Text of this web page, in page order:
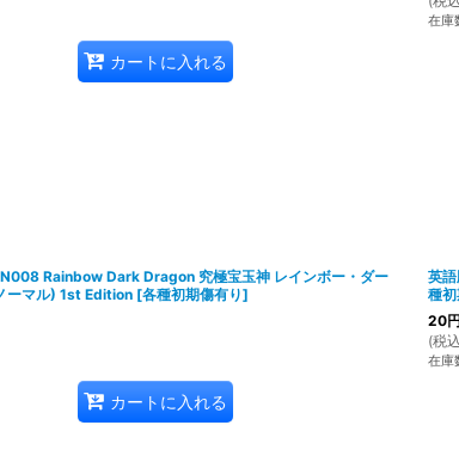
カートに入れる
在庫
Rainbow Dark Dragon 究極宝玉神 レインボー・ダー
ーマル) 1st Edition [各種初期傷有り]
カートに入れる
英
種
20円
(税込
在庫